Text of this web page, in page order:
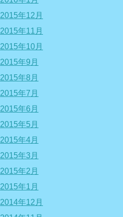
2015年12月
2015年11月
2015年10月
2015年9月
2015年8月
2015年7月
2015年6月
2015年5月
2015年4月
2015年3月
2015年2月
2015年1月
2014年12月